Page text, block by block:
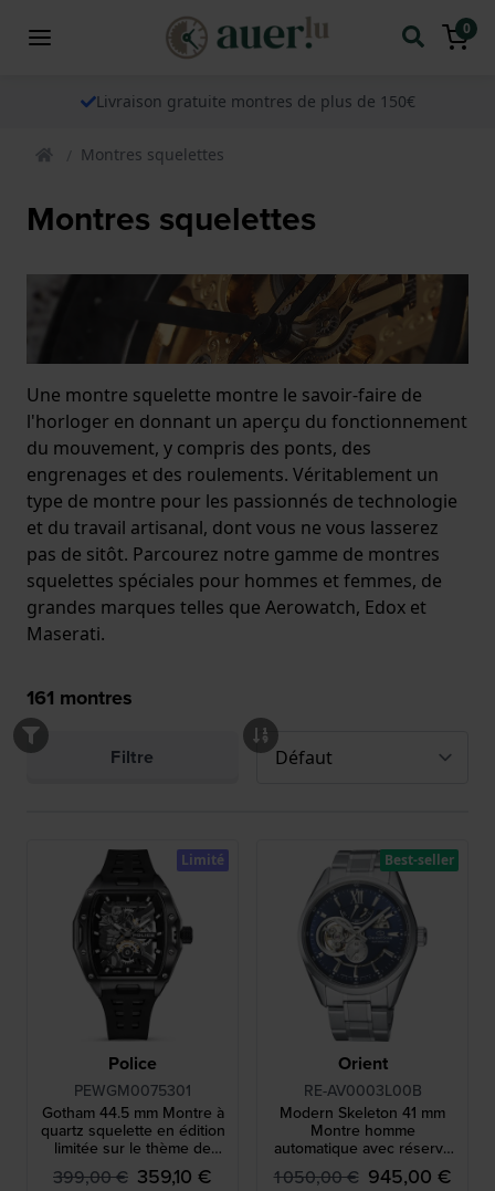
0
Livraison gratuite montres de plus de 150€
Montres squelettes
Montres squelettes
Une montre squelette montre le savoir-faire de
l'horloger en donnant un aperçu du fonctionnement
du mouvement, y compris des ponts, des
engrenages et des roulements. Véritablement un
type de montre pour les passionnés de technologie
et du travail artisanal, dont vous ne vous lasserez
pas de sitôt. Parcourez notre gamme de montres
squelettes spéciales pour hommes et femmes, de
grandes marques telles que Aerowatch, Edox et
Maserati.
161 montres
Filtre
Police
PEWGM0075301
Gotham 44.5 mm Montre à
quartz squelette en édition
limitée sur le thème de
Batman
399,00 € 359,10 €
Limité
Orient
RE-AV0003L00B
Modern Skeleton 41 mm
Montre homme
automatique avec réserve
de marche
1 050,00 € 945,00 €
Best-seller